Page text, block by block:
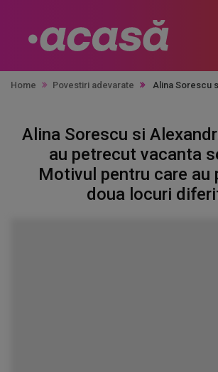
Home Povestiri adevarate Alina Sorescu
Alina Sorescu si
au petrecut vacanta
Motivul pentru care au
doua locuri